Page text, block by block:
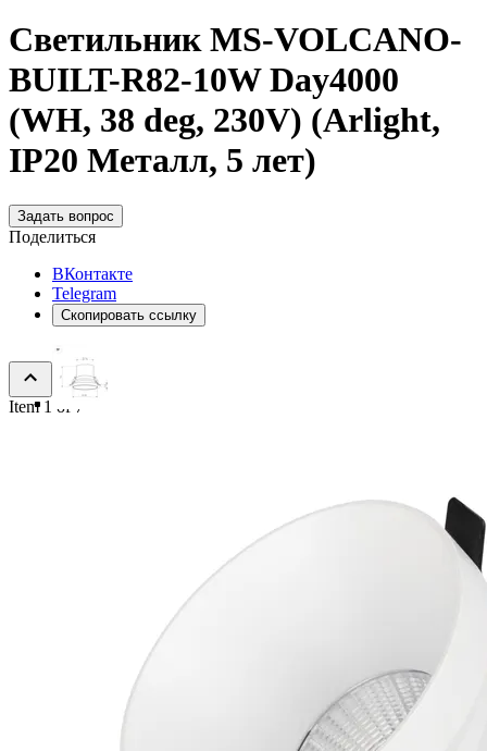
Светильник MS-VOLCANO-
BUILT-R82-10W Day4000
(WH, 38 deg, 230V) (Arlight,
IP20 Металл, 5 лет)
Задать вопрос
Поделиться
ВКонтакте
Telegram
Скопировать ссылку
Item 1 of 7